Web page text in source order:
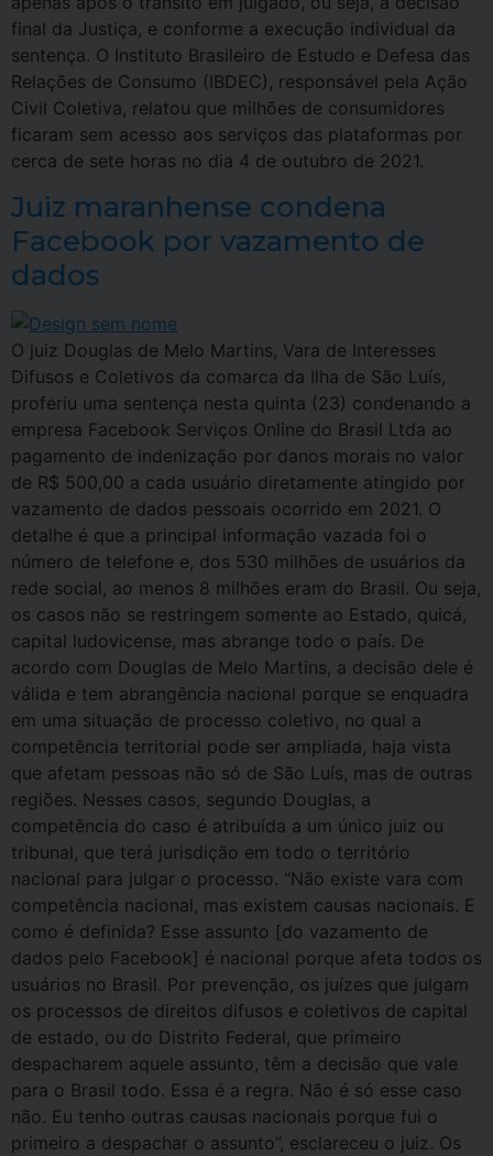
final da Justiça, e conforme a execução individual da
sentença. O Instituto Brasileiro de Estudo e Defesa das
Relações de Consumo (IBDEC), responsável pela Ação
Civil Coletiva, relatou que milhões de consumidores
ficaram sem acesso aos serviços das plataformas por
cerca de sete horas no dia 4 de outubro de 2021.
Juiz maranhense condena
Facebook por vazamento de
dados
O juiz Douglas de Melo Martins, Vara de Interesses
Difusos e Coletivos da comarca da Ilha de São Luís,
proferiu uma sentença nesta quinta (23) condenando a
empresa Facebook Serviços Online do Brasil Ltda ao
pagamento de indenização por danos morais no valor
de R$ 500,00 a cada usuário diretamente atingido por
vazamento de dados pessoais ocorrido em 2021. O
detalhe é que a principal informação vazada foi o
número de telefone e, dos 530 milhões de usuários da
rede social, ao menos 8 milhões eram do Brasil. Ou seja,
os casos não se restringem somente ao Estado, quicá,
capital ludovicense, mas abrange todo o país. De
acordo com Douglas de Melo Martins, a decisão dele é
válida e tem abrangência nacional porque se enquadra
em uma situação de processo coletivo, no qual a
competência territorial pode ser ampliada, haja vista
que afetam pessoas não só de São Luís, mas de outras
regiões. Nesses casos, segundo Douglas, a
competência do caso é atribuída a um único juiz ou
tribunal, que terá jurisdição em todo o território
nacional para julgar o processo. “Não existe vara com
competência nacional, mas existem causas nacionais. E
como é definida? Esse assunto [do vazamento de
dados pelo Facebook] é nacional porque afeta todos os
usuários no Brasil. Por prevenção, os juízes que julgam
os processos de direitos difusos e coletivos de capital
de estado, ou do Distrito Federal, que primeiro
despacharem aquele assunto, têm a decisão que vale
para o Brasil todo. Essa é a regra. Não é só esse caso
não. Eu tenho outras causas nacionais porque fui o
primeiro a despachar o assunto”, esclareceu o juiz. Os